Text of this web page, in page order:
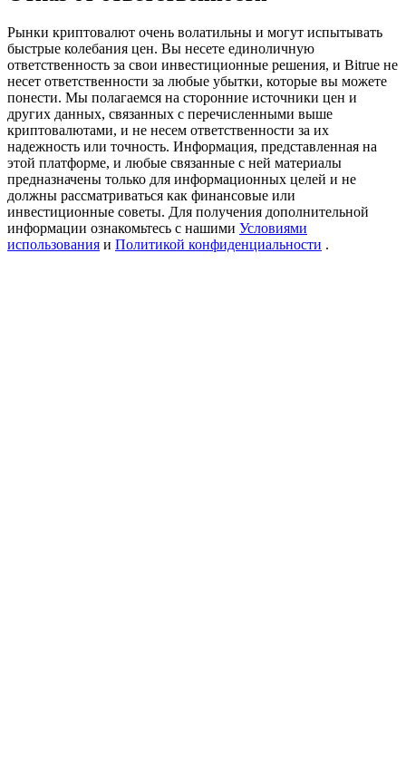
Exclusive for BitMart Users
Register & Trade to Win 500,000 USDT
Precious Metals Trading Carnival
Trade Gold & Silver · 33,333 USDT Bonus
Рынки криптовалют очень волатильны и могут испытывать
быстрые колебания цен. Вы несете единоличную
ответственность за свои инвестиционные решения, и Bitrue не
несет ответственности за любые убытки, которые вы можете
понести. Мы полагаемся на сторонние источники цен и
других данных, связанных с перечисленными выше
криптовалютами, и не несем ответственности за их
надежность или точность. Информация, представленная на
этой платформе, и любые связанные с ней материалы
предназначены только для информационных целей и не
должны рассматриваться как финансовые или
инвестиционные советы. Для получения дополнительной
информации ознакомьтесь с нашими Условиями
использования и Политикой конфиденциальности .